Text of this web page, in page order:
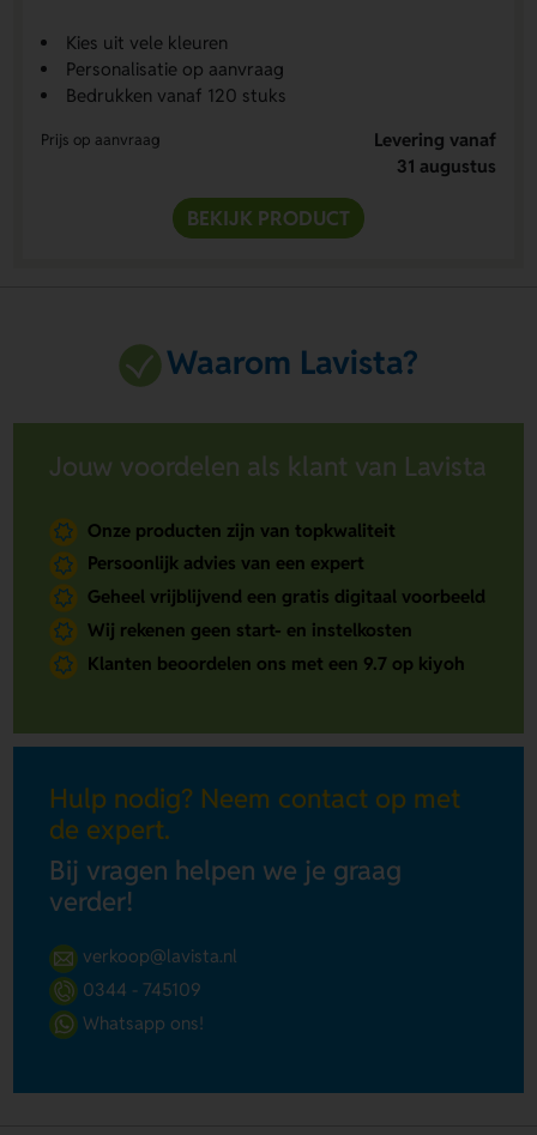
Kies uit vele kleuren
Personalisatie op aanvraag
Bedrukken vanaf 120 stuks
Prijs op aanvraag
Levering vanaf
31 augustus
BEKIJK PRODUCT
Waarom Lavista?
Jouw voordelen als klant van Lavista
Onze producten zijn van topkwaliteit
Persoonlijk advies van een expert
Geheel vrijblijvend een gratis digitaal voorbeeld
Wij rekenen geen start- en instelkosten
Klanten beoordelen ons met een 9.7 op kiyoh
Hulp nodig? Neem contact op met
de expert.
Bij vragen helpen we je graag
verder!
verkoop@lavista.nl
0344 - 745109
Whatsapp ons!